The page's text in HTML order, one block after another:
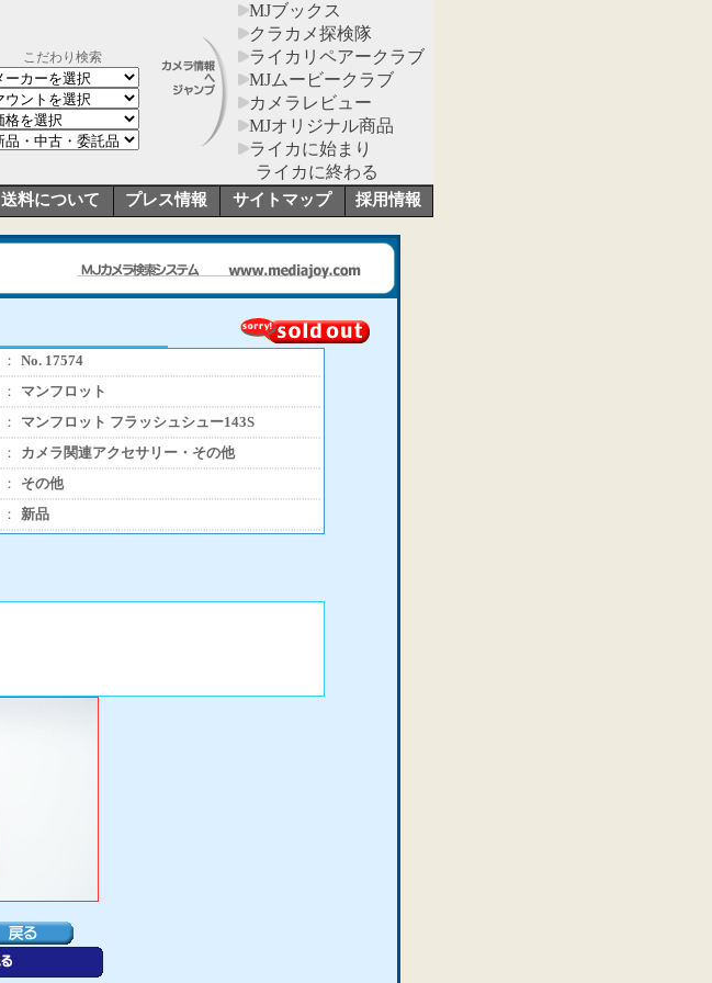
こだわり検索
MJブックス
クラカメ探検隊
ライカリペアークラブ
MJムービークラブ
カメラレビュー
MJオリジナル商品
ライカに始まり
ライカに終わる
送料について プレス情報 サイトマップ 採用情報
： No. 17574
：
マンフロット
：
マンフロット フラッシュシュー143S
：
カメラ関連アクセサリー・その他
：
その他
： 新品